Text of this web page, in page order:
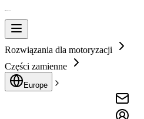
Rozwiązania dla motoryzacji
Części zamienne
Europe